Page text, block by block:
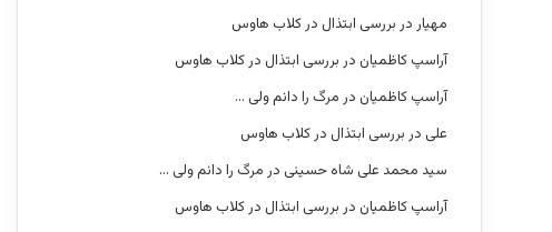
مهیار در بررسی ابتذال در کلاب هاوس
آراسپ کاظمیان در بررسی ابتذال در کلاب هاوس
آراسپ کاظمیان در مرگ را دانم ولی …
علی در بررسی ابتذال در کلاب هاوس
سید محمد علی شاه حسینی در مرگ را دانم ولی …
آراسپ کاظمیان در بررسی ابتذال در کلاب هاوس